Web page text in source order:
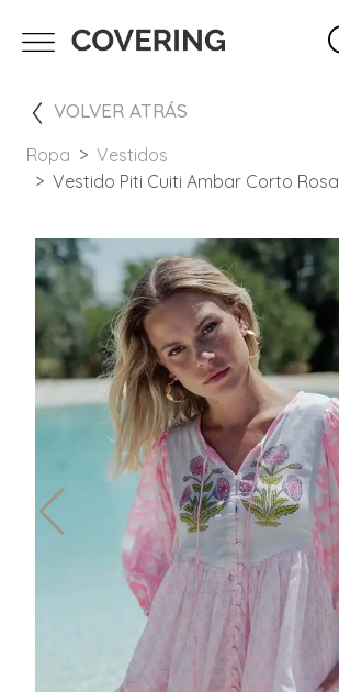
VOLVER ATRÁS
Ropa
Vestidos
Vestido Piti Cuiti Ambar Corto Rosa